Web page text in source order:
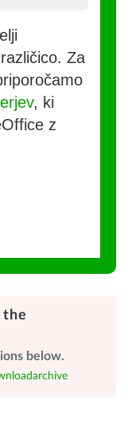
Za
, ki
z
the
below.